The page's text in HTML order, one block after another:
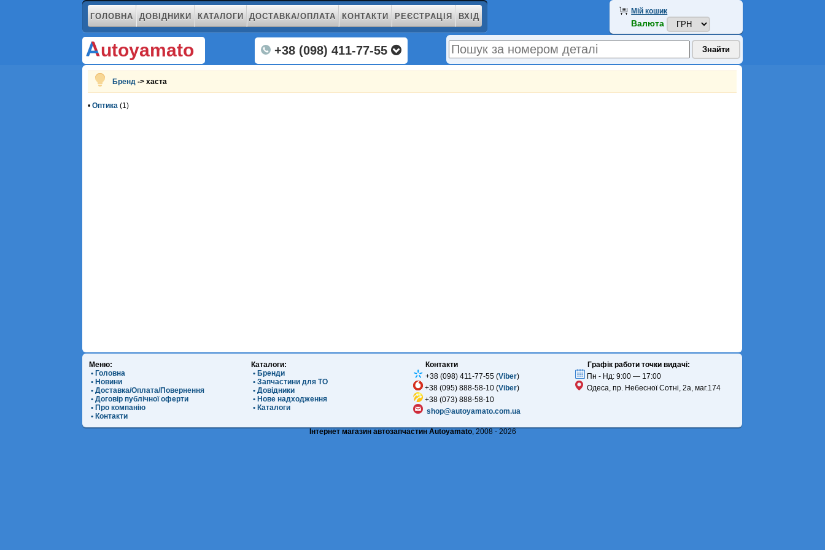
ГОЛОВНА ДОВІДНИКИ КАТАЛОГИ ДОСТАВКА/ОПЛАТА КОНТАКТИ РЕЄСТРАЦІЯ ВХІД
utoyamato +38 (098) 411-77-55
Мій кошик
Валюта
Бренд -> хаста
•Оптика (1)
Меню:
• Головна
• Новини
• Доставка/Оплата/Повернення
• Договір публічної оферти
• Про компанію
• Контакти
Каталоги:
• Бренди
• Запчастини для ТО
• Довідники
• Нове надходження
• Каталоги
Контакти
+38 (098) 411-77-55 (Viber)
+38 (095) 888-58-10 (Viber)
+38 (073) 888-58-10
shop@autoyamato.com.ua
Графік работи точки видачі:
Пн - Нд: 9:00 — 17:00
Одеса, пр. Небесної Сотні, 2а, маг.174
Інтернет магазин автозапчастин Autoyamato, 2008 - 2026